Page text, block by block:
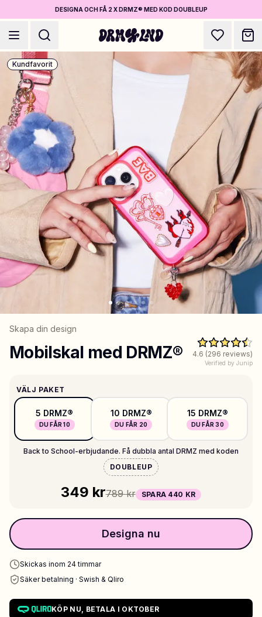
DESIGNA OCH FÅ 2 X DRMZ® MED KOD DOUBLEUP
Designa Accessoarer
Mobilskal, väskor, laptops & mer
Shoppa DRMZ®
Välj och blanda – hundratals unika stick-ons
Designa Smycken
Halsband, armband, bag chains & mer
Shoppa Charms
Massor av berlocker. Hitta dina favoriter.
Alla produkter
Limited Editions
Kundtjänst
Mina designs Wishlist Mina ordrar
Kundfavorit
Skapa din design
Mobilskal med DRMZ® 4.6 (296 reviews)
Verified by Junip
VÄLJ PAKET
5 DRMZ®
DU FÅR 10
10 DRMZ®
DU FÅR 20
15 DRMZ®
DU FÅR 30
Back to School-erbjudande. Få dubbla antal DRMZ med koden
DOUBLEUP
349 kr789 kr SPARA 440 KR
Designa nu
Skickas inom 24 timmar
Säker betalning · Swish & Qliro
KÖP NU, BETALA I OKTOBER